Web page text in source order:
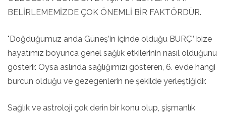
BELİRLEMEMİZDE ÇOK ÖNEMLİ BİR FAKTÖRDÜR.
"Doğduğumuz anda Güneş’in içinde olduğu BURÇ’’ bize
hayatımız boyunca genel sağlık etkilerinin nasıl olduğunu
gösterir. Oysa aslında sağlığımızı gösteren, 6. evde hangi
burcun olduğu ve gezegenlerin ne şekilde yerleştiğidir.
Sağlık ve astroloji çok derin bir konu olup, şişmanlık